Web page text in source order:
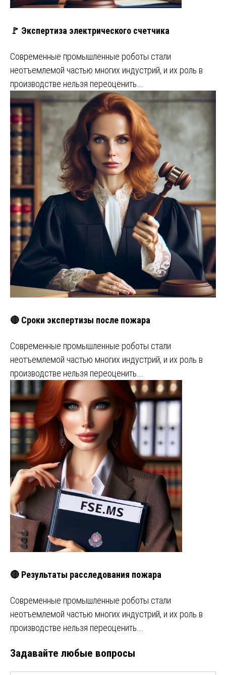
🚩 Экспертиза электрического счетчика
Современные промышленные роботы стали
неотъемлемой частью многих индустрий, и их роль в
производстве нельзя переоценить.…
🔴 Сроки экспертизы после пожара
Современные промышленные роботы стали
неотъемлемой частью многих индустрий, и их роль в
производстве нельзя переоценить.…
🔴 Результаты расследования пожара
Современные промышленные роботы стали
неотъемлемой частью многих индустрий, и их роль в
производстве нельзя переоценить.…
Задавайте любые вопросы